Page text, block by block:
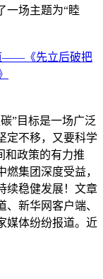
一场主题为“睦
——《先立后破把
”目标是一场广泛
定不移，又要科学
和政策的有力推
集团深度受益，
续稳健发展！文章
新华网客户端、
媒体纷纷报道。近